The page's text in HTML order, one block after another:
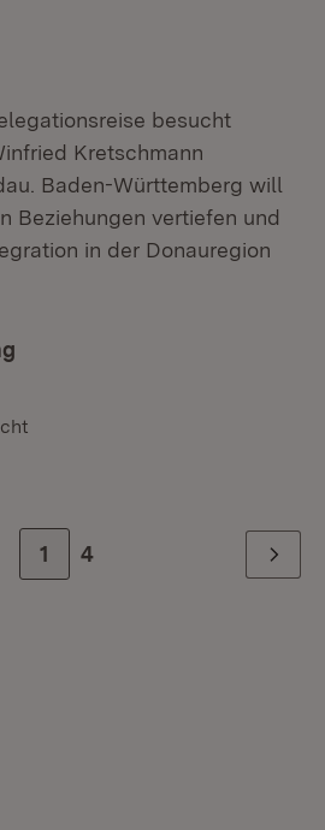
besucht
Kretschmann
Baden-Württemberg will
Beziehungen vertiefen und
in der Donauregion
Zur Seite
1 Zur letzten Seite
4 Weiter